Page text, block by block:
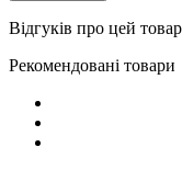
Відгуків про цей
Рекомендовані товари